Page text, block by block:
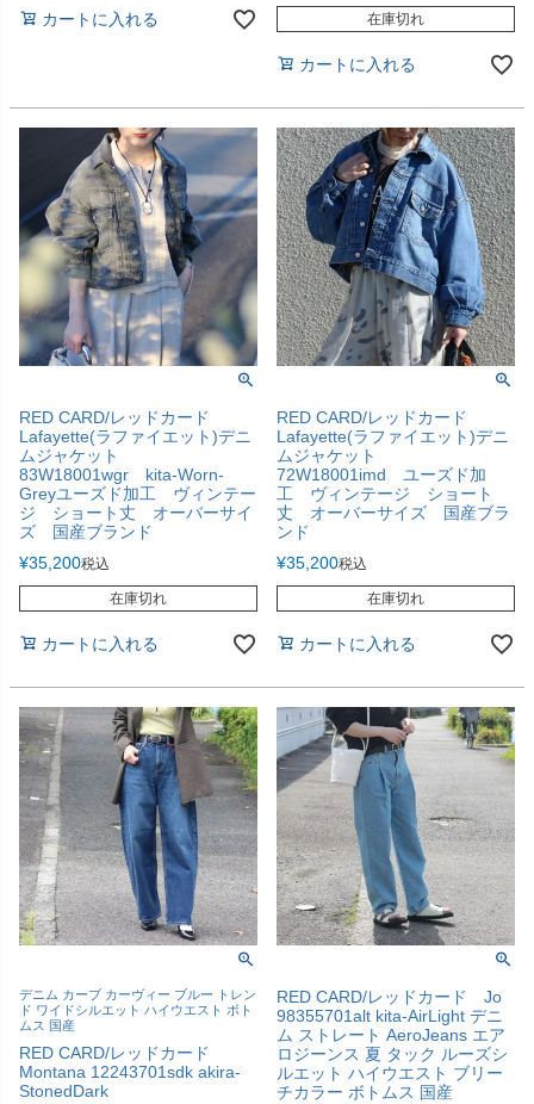
カートに入れる 在庫切れ
カートに入れる
RED CARD/レッドカード
Lafayette(ラファイエット)デニ
ムジャケット
83W18001wgr kita-Worn-
Greyユーズド加工 ヴィンテー
ジ ショート丈 オーバーサイ
ズ 国産ブランド
¥35,200税込
在庫切れ
カートに入れる
RED CARD/レッドカード
Lafayette(ラファイエット)デニ
ムジャケット
72W18001imd ユーズド加
工 ヴィンテージ ショート
丈 オーバーサイズ 国産ブラ
ンド
¥35,200税込
在庫切れ
カートに入れる
デニム カーブ カーヴィー ブルー トレン
ド ワイドシルエット ハイウエスト ボト
ムス 国産
RED CARD/レッドカード
Montana 12243701sdk akira-
StonedDark
RED CARD/レッドカード Jo
98355701alt kita-AirLight デニ
ム ストレート AeroJeans エア
ロジーンス 夏 タック ルーズシ
ルエット ハイウエスト ブリー
チカラー ボトムス 国産